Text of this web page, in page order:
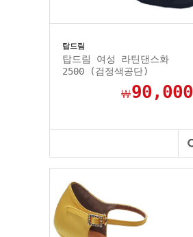
탑드림
탑드림 여성 라틴댄스화
2500 (검정색공단)
￦90,000